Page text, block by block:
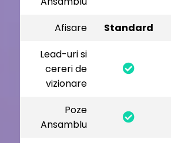
Afisare
Standard
Lead-uri si
cereri de
vizionare
Poze
Ansamblu